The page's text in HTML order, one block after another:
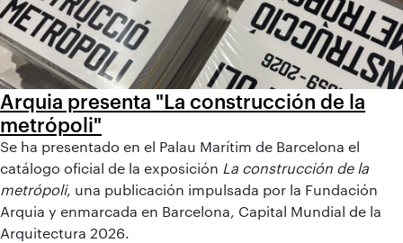
Arquia presenta "La construcción de la
metrópoli"
Se ha presentado en el Palau Marítim de Barcelona el
catálogo oficial de la exposición La construcción de la
metrópoli, una publicación impulsada por la Fundación
Arquia y enmarcada en Barcelona, Capital Mundial de la
Arquitectura 2026.